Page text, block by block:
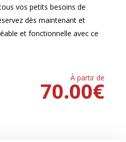
vos petits besoins de
dès maintenant et
et fonctionnelle avec ce
À partir de
€
70.00